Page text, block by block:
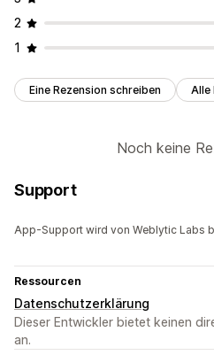
2
1
Eine Rezension schreiben Alle
Noch keine
Support
App-Support wird von Weblytic Labs
Ressourcen
Datenschutzerklärung
Dieser Entwickler bietet keinen
an.